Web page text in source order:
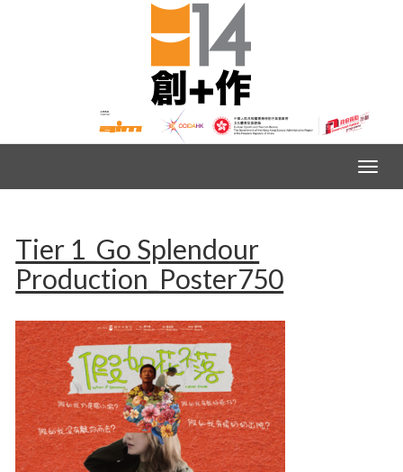
Tier 1_Go Splendour
Production_Poster750